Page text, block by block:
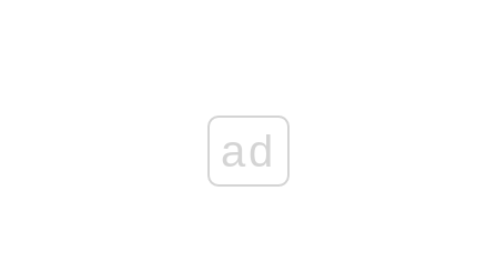
ad